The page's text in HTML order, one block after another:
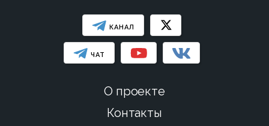
КАНАЛ
ЧАТ
О проекте
Контакты